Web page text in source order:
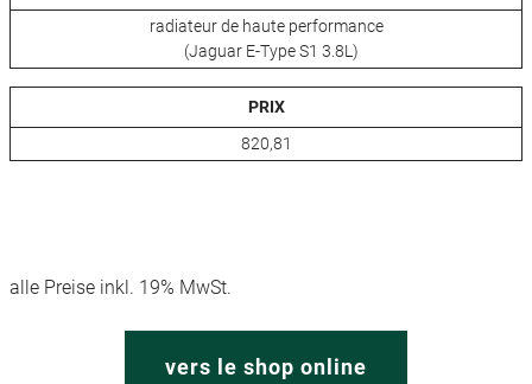
radiateur de haute performance
(Jaguar E-Type S1 3.8L)
PRIX
820,81
alle Preise inkl. 19% MwSt.
vers le shop online